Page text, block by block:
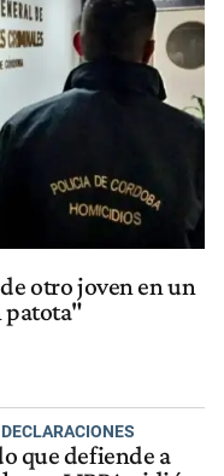
otro joven en un
patota"
que defiende a